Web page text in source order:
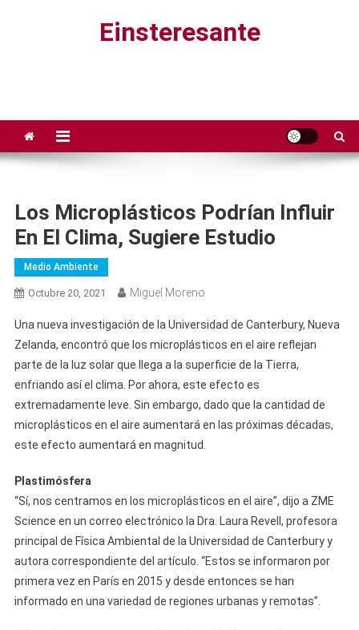
Einsteresante
Los Microplásticos Podrían Influir
En El Clima, Sugiere Estudio
Medio Ambiente
Octubre 20, 2021 Miguel Moreno
Una nueva investigación de la Universidad de Canterbury, Nueva
Zelanda, encontró que los microplásticos en el aire reflejan
parte de la luz solar que llega a la superficie de la Tierra,
enfriando así el clima. Por ahora, este efecto es
extremadamente leve. Sin embargo, dado que la cantidad de
microplásticos en el aire aumentará en las próximas décadas,
este efecto aumentará en magnitud.
Plastimósfera
“Sí, nos centramos en los microplásticos en el aire”, dijo a ZME
Science en un correo electrónico la Dra. Laura Revell, profesora
principal de Física Ambiental de la Universidad de Canterbury y
autora correspondiente del artículo. “Estos se informaron por
primera vez en París en 2015 y desde entonces se han
informado en una variedad de regiones urbanas y remotas”.